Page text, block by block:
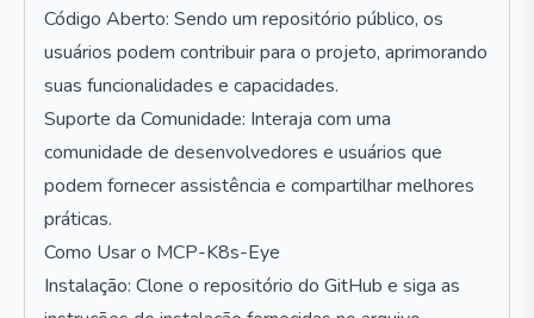
Código Aberto: Sendo um repositório público, os
usuários podem contribuir para o projeto, aprimorando
suas funcionalidades e capacidades.
Suporte da Comunidade: Interaja com uma
comunidade de desenvolvedores e usuários que
podem fornecer assistência e compartilhar melhores
práticas.
Como Usar o MCP-K8s-Eye
Instalação: Clone o repositório do GitHub e siga as